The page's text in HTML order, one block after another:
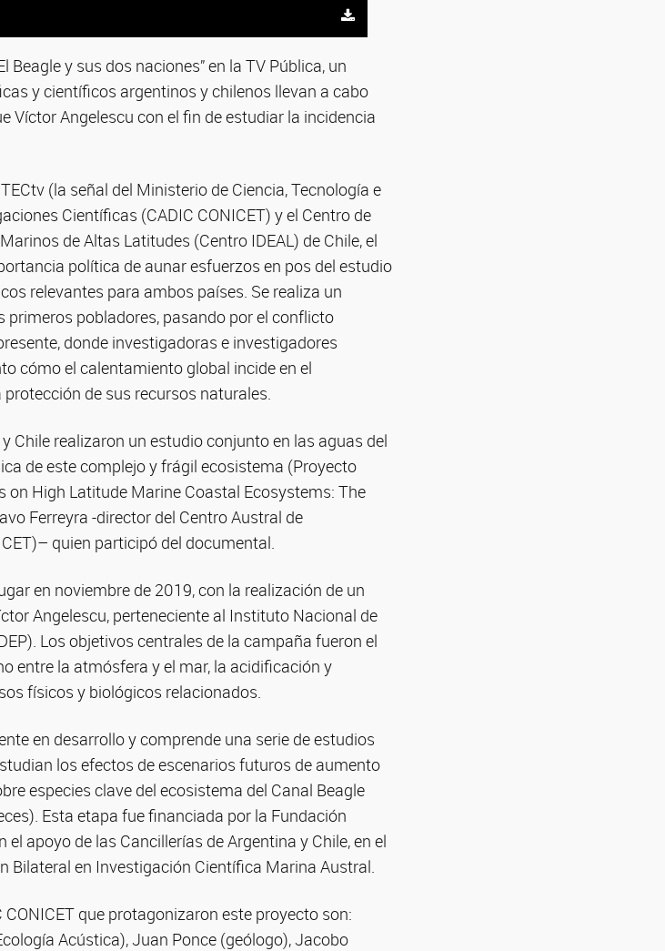
Beagle y sus dos naciones” en la TV Pública, un
y científicos argentinos y chilenos llevan a cabo
Víctor Angelescu con el fin de estudiar la incidencia
(la señal del Ministerio de Ciencia, Tecnología e
Científicas (CADIC CONICET) y el Centro de
de Altas Latitudes (Centro IDEAL) de Chile, el
política de aunar esfuerzos en pos del estudio
relevantes para ambos países. Se realiza un
primeros pobladores, pasando por el conflicto
donde investigadoras e investigadores
cómo el calentamiento global incide en el
de sus recursos naturales.
Chile realizaron un estudio conjunto en las aguas del
de este complejo y frágil ecosistema (Proyecto
High Latitude Marine Coastal Ecosystems: The
Ferreyra -director del Centro Austral de
quien participó del documental.
en noviembre de 2019, con la realización de un
Angelescu, perteneciente al Instituto Nacional de
Los objetivos centrales de la campaña fueron el
entre la atmósfera y el mar, la acidificación y
físicos y biológicos relacionados.
en desarrollo y comprende una serie de estudios
los efectos de escenarios futuros de aumento
especies clave del ecosistema del Canal Beagle
Esta etapa fue financiada por la Fundación
apoyo de las Cancillerías de Argentina y Chile, en el
Bilateral en Investigación Científica Marina Austral.
que protagonizaron este proyecto son:
Acústica), Juan Ponce (geólogo), Jacobo